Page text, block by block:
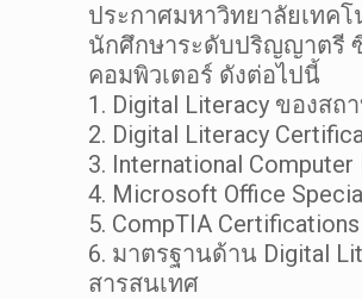
ประกาศมหาวิทยาลัยเทค
นักศึกษาระดับปริญญาตรี
คอมพิวเตอร์ ดังต่อไปนี้
1. Digital Literacy ของ
2. Digital Literacy
3. International
4. Microsoft Office
5. CompTIA Certifications
6. มาตรฐานด้าน Digital
สารสนเทศ